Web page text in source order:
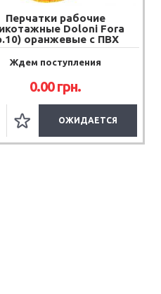
Перчатки рабочие
Doloni Fora
оранжевые с ПВХ
Ждем поступления
0.00грн.
ОЖИДАЕТСЯ